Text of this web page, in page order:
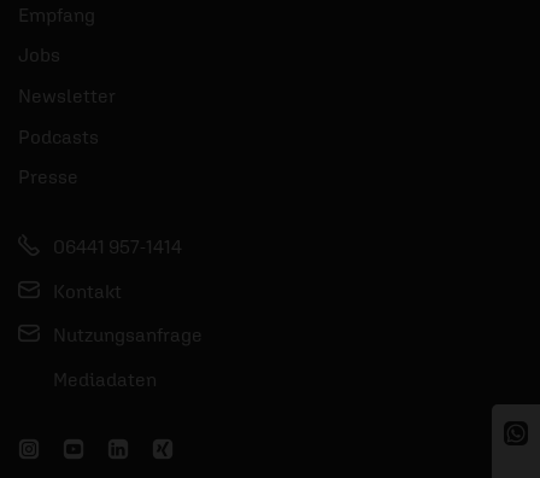
Empfang
Jobs
Newsletter
Podcasts
Presse
06441 957-1414
Kontakt
Nutzungsanfrage
Mediadaten